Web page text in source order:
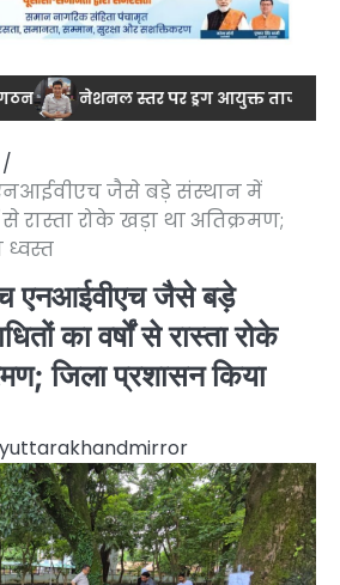
नेशनल स्तर पर ड्रग आयुक्त ताजवर सिंह उर्फ
जैसे बड़े संस्थान में
से रास्ता रोके खड़ा था अतिक्रमण;
ध्वस्त
एनआईवीएच जैसे बड़े
का वर्षों से रास्ता रोके
जिला प्रशासन किया
uttarakhandmirror